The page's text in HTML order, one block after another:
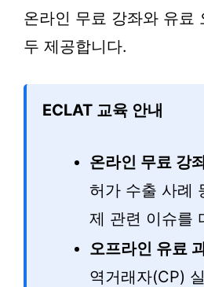
온라인 무료 강좌와 유료
두 제공합니다.
ECLAT 교육 안내
온라인 무료 강
허가 수출 사례
제 관련 이슈를
오프라인 유료
역거래자(CP)